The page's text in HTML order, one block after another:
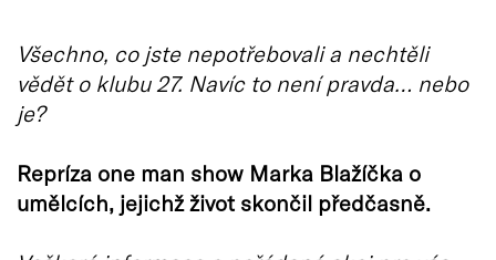
Všechno, co jste nepotřebovali a nechtěli
vědět o klubu 27. Navíc to není pravda… nebo
je?
Repríza one man show Marka Blažíčka o
umělcích, jejichž život skončil předčasně.